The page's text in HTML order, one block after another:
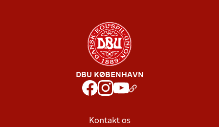
DBU KØBENHAVN
Kontakt os